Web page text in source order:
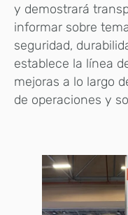
y demostrará
informar sobre
seguridad,
establece la línea
mejoras a lo largo
de operaciones y